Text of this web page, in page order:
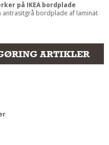
på IKEA bordplade
antrasitgrå bordplade af laminat
ARTIKLER